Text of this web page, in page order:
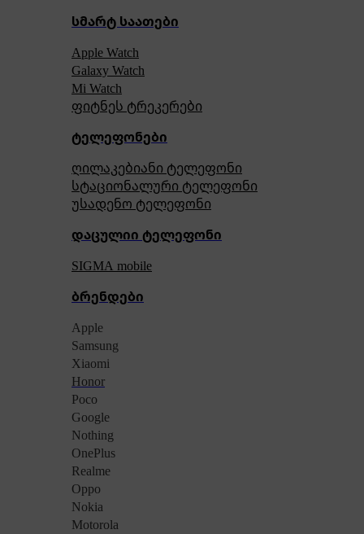
სმარტ საათები
Apple Watch
Galaxy Watch
Mi Watch
ფიტნეს ტრეკერები
ტელეფონები
ღილაკებიანი ტელეფონი
სტაციონალური ტელეფონი
უსადენო ტელეფონი
დაცულიი ტელეფონი
SIGMA mobile
ბრენდები
Apple
Samsung
Xiaomi
Honor
Poco
Google
Nothing
OnePlus
Realme
Oppo
Nokia
Motorola